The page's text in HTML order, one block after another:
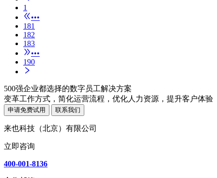
1
•••
181
182
183
•••
190
500强企业都选择的数字员工解决方案
变革工作方式，简化运营流程，优化人力资源，提升客户体验
申请免费试用 联系我们
来也科技（北京）有限公司
立即咨询
400-001-8136